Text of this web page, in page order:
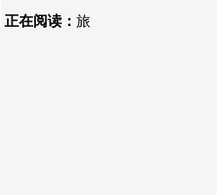
正在阅读： 旅